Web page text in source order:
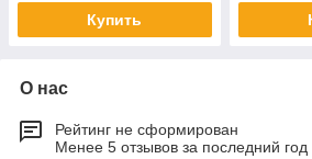
Купить
О нас
Рейтинг не сформирован
Менее 5 отзывов за последний год